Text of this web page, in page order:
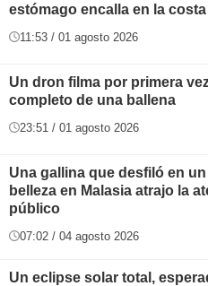
estómago encalla en la costa
11:53 / 01 agosto 2026
Un dron filma por primera
completo de una ballena
23:51 / 01 agosto 2026
Una gallina que desfiló en
belleza en Malasia atrajo la
público
07:02 / 04 agosto 2026
Un eclipse solar total,